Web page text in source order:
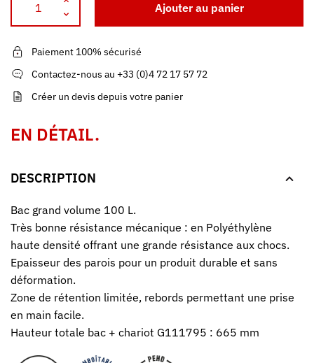
Ajouter au panier
Paiement 100% sécurisé
Contactez-nous au +33 (0)4 72 17 57 72
Créer un devis depuis votre panier
EN DÉTAIL.
DESCRIPTION
Bac grand volume 100 L.
Très bonne résistance mécanique : en Polyéthylène
haute densité offrant une grande résistance aux chocs.
Epaisseur des parois pour un produit durable et sans
déformation.
Zone de rétention limitée, rebords permettant une prise
en main facile.
Hauteur totale bac + chariot G111795 : 665 mm